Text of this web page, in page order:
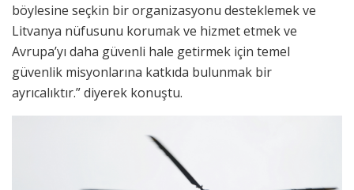
böylesine seçkin bir organizasyonu desteklemek ve
Litvanya nüfusunu korumak ve hizmet etmek ve
Avrupa’yı daha güvenli hale getirmek için temel
güvenlik misyonlarına katkıda bulunmak bir
ayrıcalıktır.” diyerek konuştu.